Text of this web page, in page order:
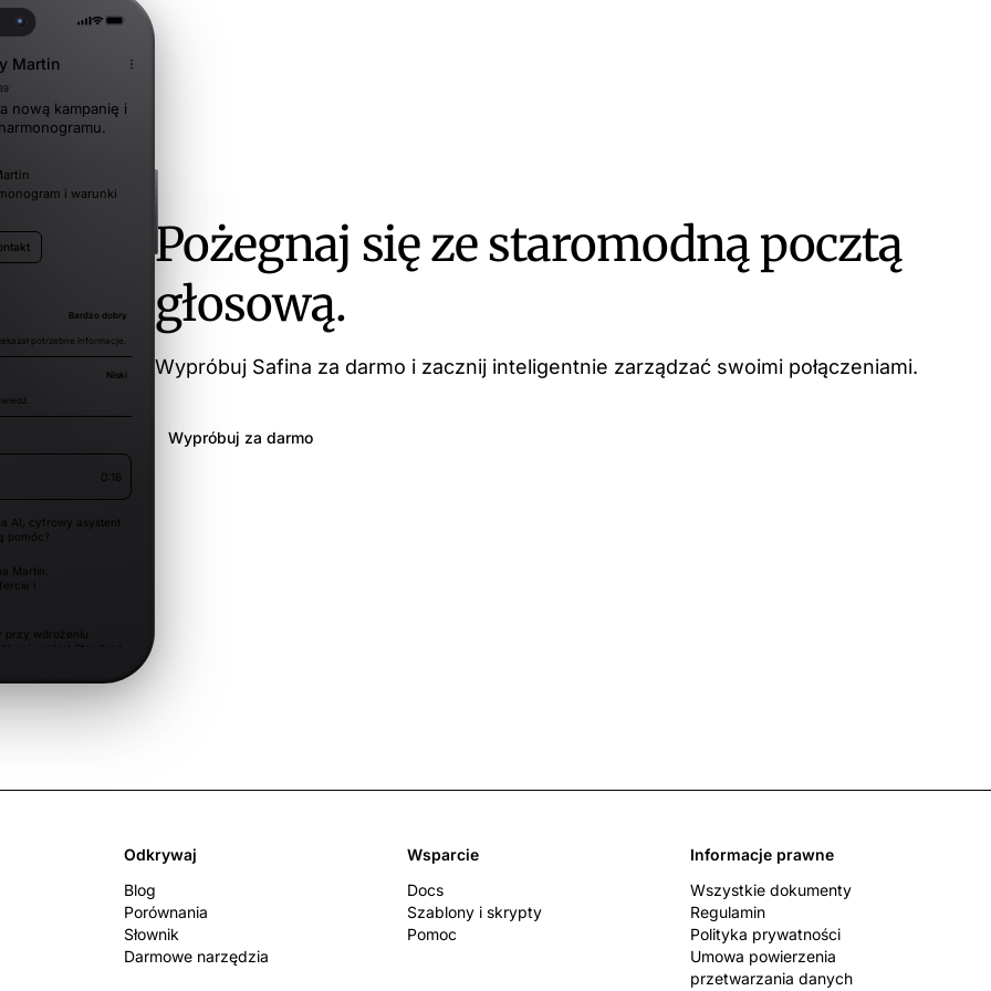
Martin
nową kampanię i
i warunki
Bardzo dobry
potrzebne informacje.
Niski
0:16
AI, cyfrowy asystent
pomóc?
Martin.
i
przy wdrożeniu
pakiet Standard
Pożegnaj się ze staromodną pocztą
głosową.
Wypróbuj Safina za darmo i zacznij inteligentnie zarządzać swoimi połączeniami.
Wypróbuj za darmo
Odkrywaj
Blog
Porównania
Słownik
Darmowe narzędzia
Wsparcie
Docs
Szablony i skrypty
Pomoc
Informacje prawne
Wszystkie dokumenty
Regulamin
Polityka prywatności
Umowa powierzenia
przetwarzania danych